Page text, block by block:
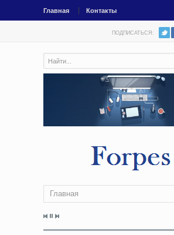
Главная Контакты
ПОДПИСАТЬСЯ:
Главная